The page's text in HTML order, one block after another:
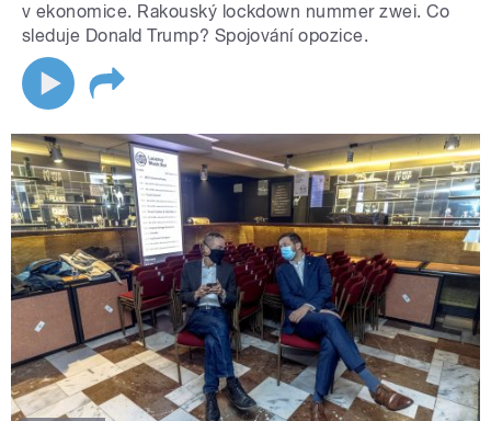
v ekonomice. Rakouský lockdown nummer zwei. Co
sleduje Donald Trump? Spojování opozice.